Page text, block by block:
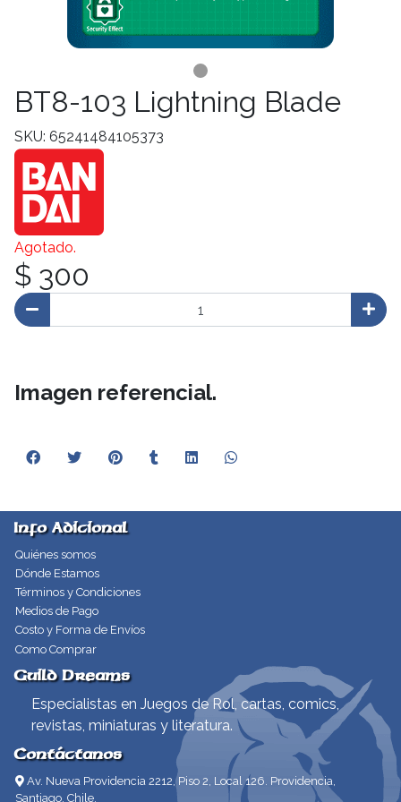
BT8-103 Lightning Blade
SKU: 65241484105373
Agotado.
$ 300
Imagen referencial.
Info Adicional
Quiénes somos
Dónde Estamos
Términos y Condiciones
Medios de Pago
Costo y Forma de Envíos
Como Comprar
Guild Dreams
Especialistas en Juegos de Rol, cartas, comics,
revistas, miniaturas y literatura.
Contáctanos
Av. Nueva Providencia 2212, Piso 2, Local 126. Providencia,
Santiago, Chile.